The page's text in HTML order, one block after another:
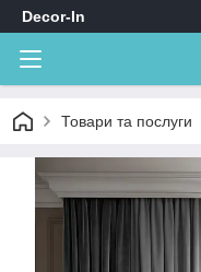
Decor-In
Товари та послуги